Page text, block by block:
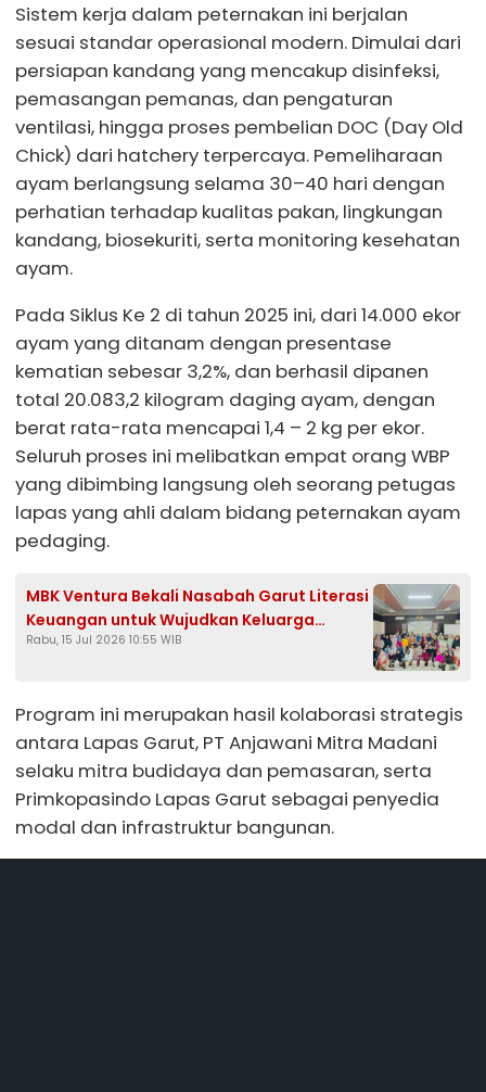
Sistem kerja dalam peternakan ini berjalan
sesuai standar operasional modern. Dimulai dari
persiapan kandang yang mencakup disinfeksi,
pemasangan pemanas, dan pengaturan
ventilasi, hingga proses pembelian DOC (Day Old
Chick) dari hatchery terpercaya. Pemeliharaan
ayam berlangsung selama 30–40 hari dengan
perhatian terhadap kualitas pakan, lingkungan
kandang, biosekuriti, serta monitoring kesehatan
ayam.
Pada Siklus Ke 2 di tahun 2025 ini, dari 14.000 ekor
ayam yang ditanam dengan presentase
kematian sebesar 3,2%, dan berhasil dipanen
total 20.083,2 kilogram daging ayam, dengan
berat rata-rata mencapai 1,4 – 2 kg per ekor.
Seluruh proses ini melibatkan empat orang WBP
yang dibimbing langsung oleh seorang petugas
lapas yang ahli dalam bidang peternakan ayam
pedaging.
MBK Ventura Bekali Nasabah Garut Literasi
Keuangan untuk Wujudkan Keluarga
Sejahtera
Rabu, 15 Jul 2026 10:55 WIB
Program ini merupakan hasil kolaborasi strategis
antara Lapas Garut, PT Anjawani Mitra Madani
selaku mitra budidaya dan pemasaran, serta
Primkopasindo Lapas Garut sebagai penyedia
modal dan infrastruktur bangunan.